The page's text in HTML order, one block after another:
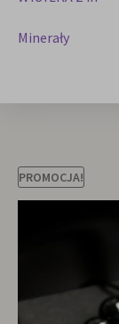
Minerały
PROMOCJA!